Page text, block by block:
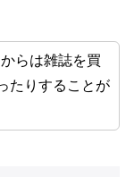
らは雑誌を買
たりすることが